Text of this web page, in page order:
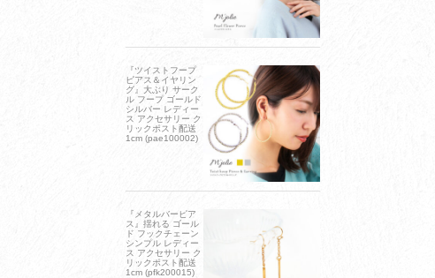
『ツイストフープ
ピアス＆イヤリン
グ』大ぶり サーク
ル フープ ゴールド
シルバー レディー
ス アクセサリー ク
リックポスト配送
1cm (pae100002)
『メタルバーピア
ス』揺れる ゴール
ド フックチェーン
シンプル レディー
ス アクセサリー ク
リックポスト配送
1cm (pfk200015)